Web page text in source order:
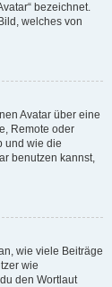
bezeichnet.
welches von
Avatar über eine
Remote oder
und wie die
benutzen kannst,
wie viele Beiträge
wie
den Wortlaut